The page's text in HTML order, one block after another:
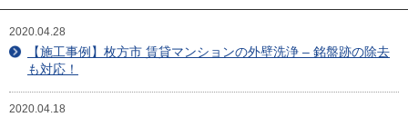
目安・価格表
2020.04.28
【施工事例】枚方市 賃貸マンションの外壁洗浄 – 銘盤跡の除去
も対応！
2020.04.18